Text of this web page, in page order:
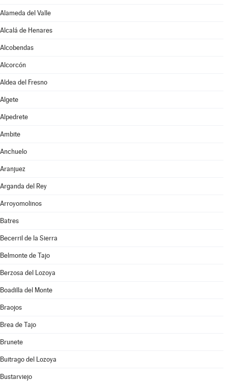
Alameda del Valle
Alcalá de Henares
Alcobendas
Alcorcón
Aldea del Fresno
Algete
Alpedrete
Ambite
Anchuelo
Aranjuez
Arganda del Rey
Arroyomolinos
Batres
Becerril de la Sierra
Belmonte de Tajo
Berzosa del Lozoya
Boadilla del Monte
Braojos
Brea de Tajo
Brunete
Buitrago del Lozoya
Bustarviejo